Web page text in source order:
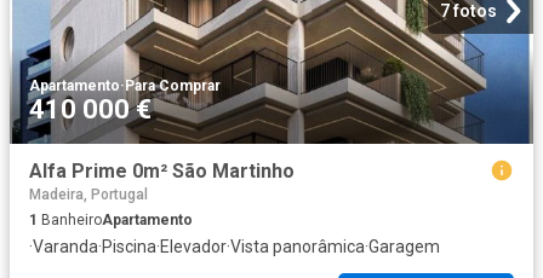
7 fotos
Apartamento·Para Comprar
410 000 €
Alfa Prime 0m² São Martinho
Madeira, Portugal
1 BanheiroApartamento
·Varanda·Piscina·Elevador·Vista panorâmica·Garagem